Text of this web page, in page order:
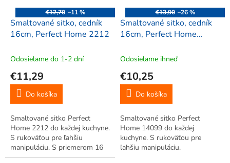
€12,70 –11 %
Smaltované sitko, cedník
16cm, Perfect Home 2212
Odosielame do 1-2 dní
€11,29
Do košíka
Smaltované sitko Perfect
Home 2212 do každej kuchyne.
S rukoväťou pre ľahšiu
manipuláciu. S priemerom 16
cm.
€13,90 –26 %
Smaltované sitko, cedník
16cm, Perfect Home
Odosielame ihneď
€10,25
Do košíka
Smaltované sitko Perfect
Home 14099 do každej
kuchyne. S rukoväťou pre
ľahšiu manipuláciu.